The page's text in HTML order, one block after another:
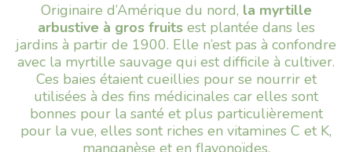
Originaire d’Amérique du nord, la myrtille
arbustive à gros fruitsest plantée dans les
jardins à partir de 1900. Elle n’est pas à confondre
avec la myrtille sauvage qui est difficile à cultiver.
Ces baies étaient cueillies pour se nourrir et
utilisées à des fins médicinales car elles sont
bonnes pour la santé et plus particulièrement
pour la vue, elles sont riches en vitamines C et K,